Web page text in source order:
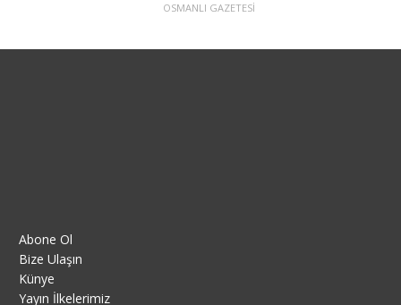
OSMANLI GAZETESI
Abone Ol
Bize Ulaşın
Künye
Yayın İlkelerimiz